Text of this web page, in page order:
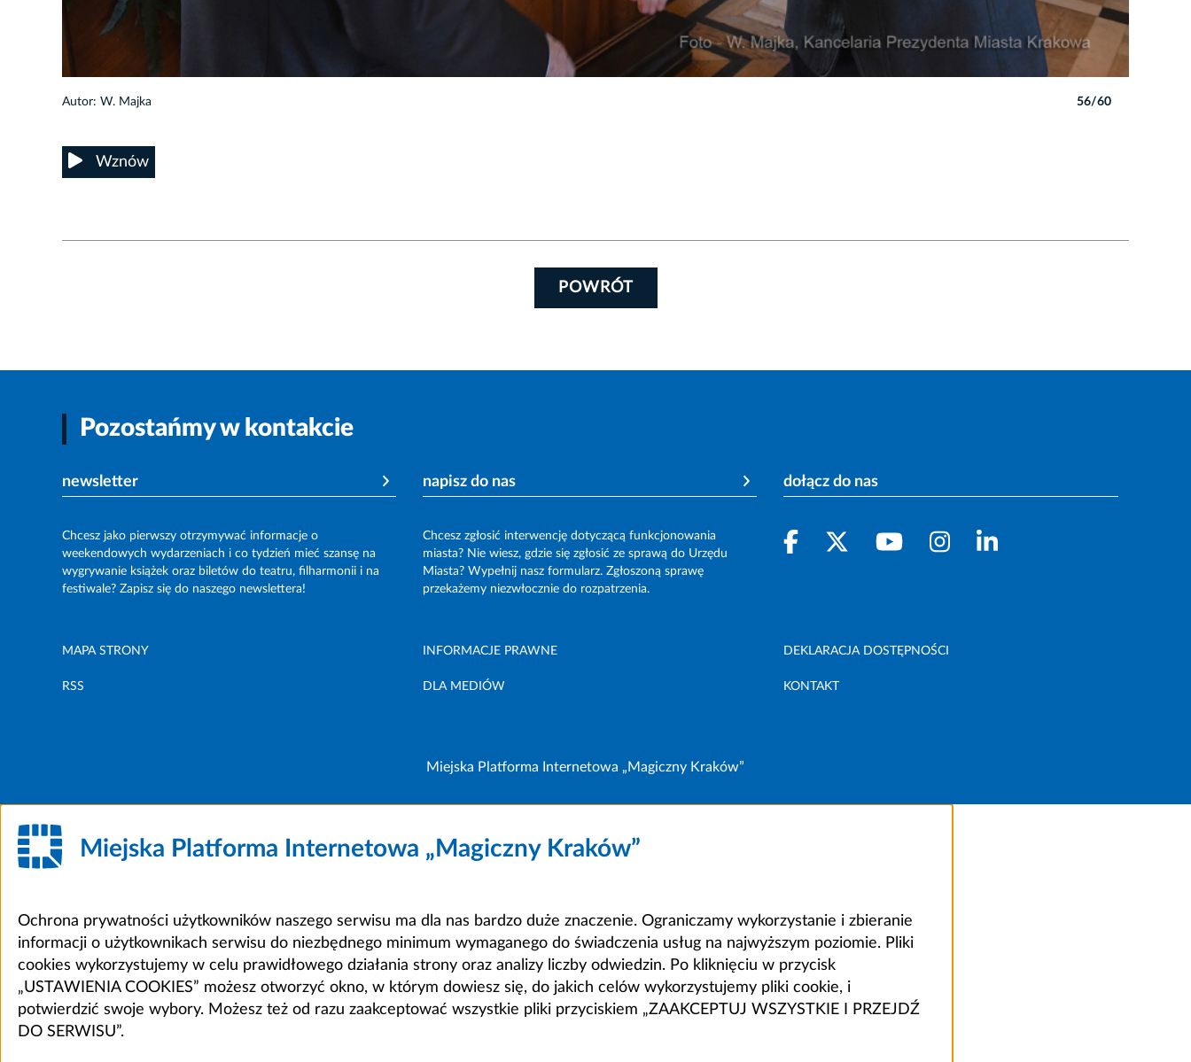
Autor: W. Majka 56/60
Wznów
POWRÓT
Pozostańmy w kontakcie
newsletter
Chcesz jako pierwszy otrzymywać informacje o
weekendowych wydarzeniach i co tydzień mieć szansę na
wygrywanie książek oraz biletów do teatru, filharmonii i na
festiwale? Zapisz się do naszego newslettera!
napisz do nas
Chcesz zgłosić interwencję dotyczącą funkcjonowania
miasta? Nie wiesz, gdzie się zgłosić ze sprawą do Urzędu
Miasta? Wypełnij nasz formularz. Zgłoszoną sprawę
przekażemy niezwłocznie do rozpatrzenia.
dołącz do nas
MAPA STRONY INFORMACJE PRAWNE DEKLARACJA DOSTĘPNOŚCI
RSS DLA MEDIÓW KONTAKT
Miejska Platforma Internetowa „Magiczny Kraków”
Miejska Platforma Internetowa „Magiczny Kraków”
Ochrona prywatności użytkowników naszego serwisu ma dla nas bardzo duże znaczenie. Ograniczamy wykorzystanie i zbieranie
informacji o użytkownikach serwisu do niezbędnego minimum wymaganego do świadczenia usług na najwyższym poziomie. Pliki
cookies wykorzystujemy w celu prawidłowego działania strony oraz analizy liczby odwiedzin. Po kliknięciu w przycisk
„USTAWIENIA COOKIES” możesz otworzyć okno, w którym dowiesz się, do jakich celów wykorzystujemy pliki cookie, i
potwierdzić swoje wybory. Możesz też od razu zaakceptować wszystkie pliki przyciskiem „ZAAKCEPTUJ WSZYSTKIE I PRZEJDŹ
DO SERWISU”.